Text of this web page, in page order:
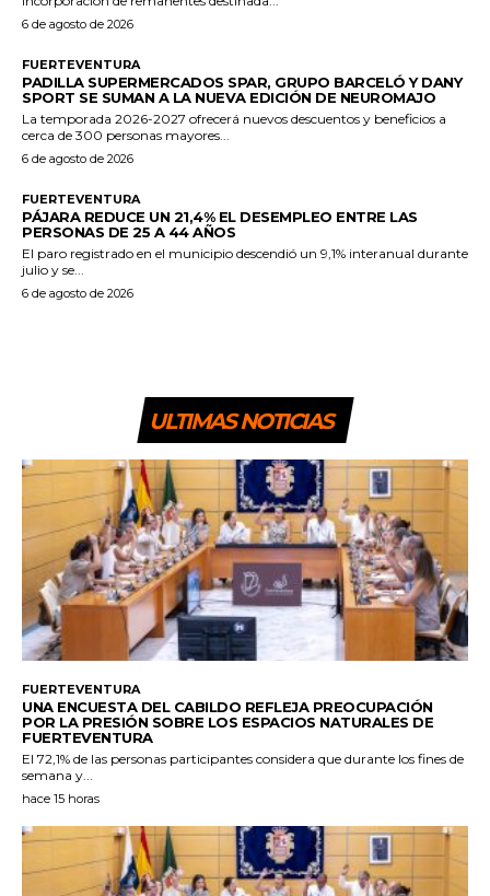
6 de agosto de 2026
FUERTEVENTURA
PADILLA SUPERMERCADOS SPAR, GRUPO BARCELÓ Y DANY
SPORT SE SUMAN A LA NUEVA EDICIÓN DE NEUROMAJO
La temporada 2026-2027 ofrecerá nuevos descuentos y beneficios a
cerca de 300 personas mayores...
6 de agosto de 2026
FUERTEVENTURA
PÁJARA REDUCE UN 21,4% EL DESEMPLEO ENTRE LAS
PERSONAS DE 25 A 44 AÑOS
El paro registrado en el municipio descendió un 9,1% interanual durante
julio y se...
6 de agosto de 2026
ULTIMAS NOTICIAS
FUERTEVENTURA
UNA ENCUESTA DEL CABILDO REFLEJA PREOCUPACIÓN
POR LA PRESIÓN SOBRE LOS ESPACIOS NATURALES DE
FUERTEVENTURA
El 72,1% de las personas participantes considera que durante los fines de
semana y...
hace 15 horas